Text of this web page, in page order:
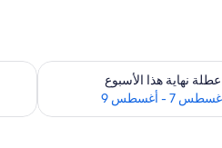
عطلة نهاية هذا الأسبوع
7 - أغسطس 9
لعطلة نهاية هذا الأسبوع للفترة
تحقق